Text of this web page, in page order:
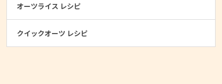
オーツライス レシピ
クイックオーツ レシピ